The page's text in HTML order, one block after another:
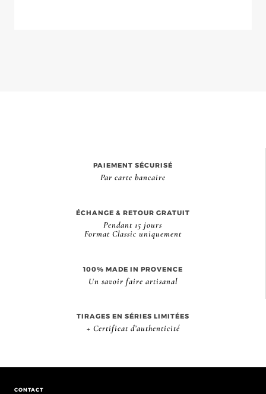
PAIEMENT SÉCURISÉ
Par carte bancaire
ÉCHANGE & RETOUR GRATUIT
Pendant 15 jours
Format Classic uniquement
100% MADE IN PROVENCE
Un savoir faire artisanal
TIRAGES EN SÉRIES LIMITÉES
+ Certificat d’authenticité
CONTACT